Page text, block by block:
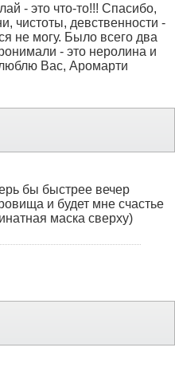
- это что-то!!! Спасибо,
чистоты, девственности -
не могу. Было всего два
- это неролина и
Вас, Аромарти
бы быстрее вечер
и будет мне счастье
маска сверху)